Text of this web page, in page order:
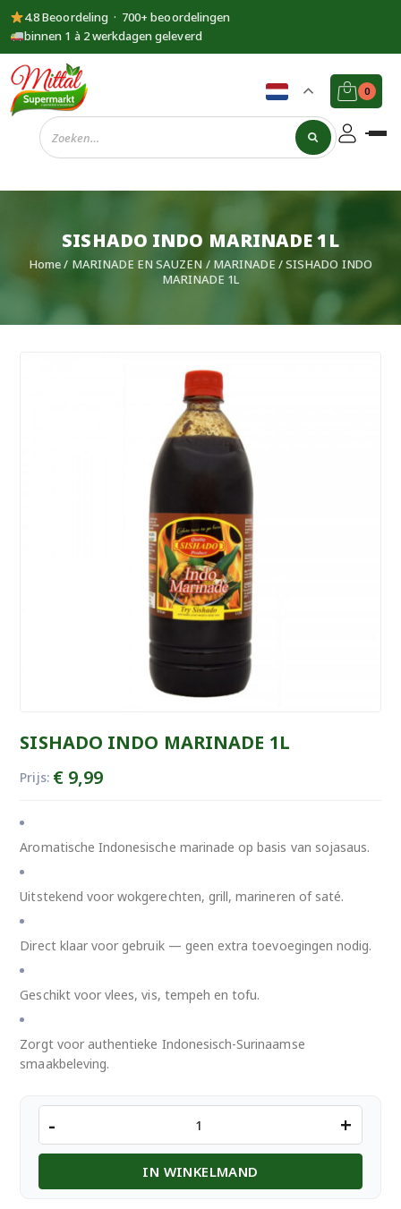
4.8 Beoordeling · 700+ beoordelingen
binnen 1 à 2 werkdagen geleverd
Supermarkt
Mittal
0
SISHADO INDO MARINADE 1L
Home/ MARINADE EN SAUZEN / MARINADE / SISHADO INDO
MARINADE 1L
SISHADO INDO MARINADE 1L
Prijs: €9,99
Aromatische Indonesische marinade op basis van sojasaus.
Uitstekend voor wokgerechten, grill, marineren of saté.
Direct klaar voor gebruik — geen extra toevoegingen nodig.
Geschikt voor vlees, vis, tempeh en tofu.
Zorgt voor authentieke Indonesisch-Surinaamse
smaakbeleving.
INDO
MARINADE
aantal
- +
IN WINKELMAND